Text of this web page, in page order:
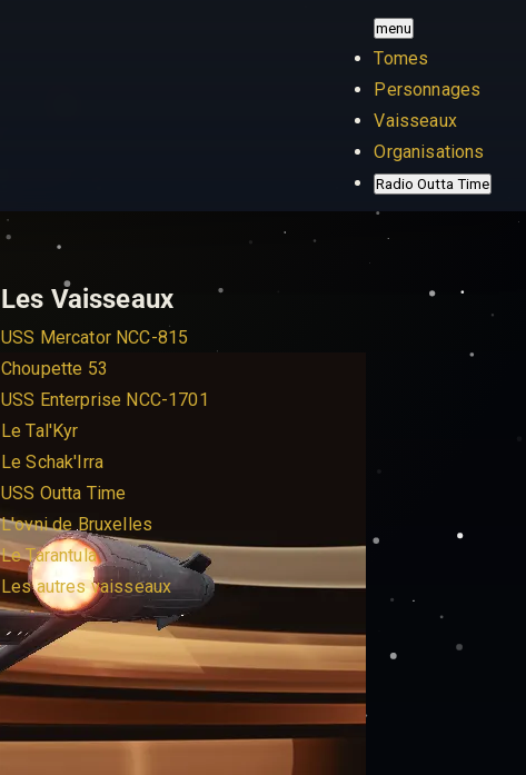
menu
Tomes
Personnages
Vaisseaux
Organisations
Radio Outta Time
Les Vaisseaux
USS Mercator NCC-815
Choupette 53
USS Enterprise NCC-1701
Le Tal'Kyr
Le Schak'Irra
USS Outta Time
L'ovni de Bruxelles
Le Tarantula
Les autres vaisseaux